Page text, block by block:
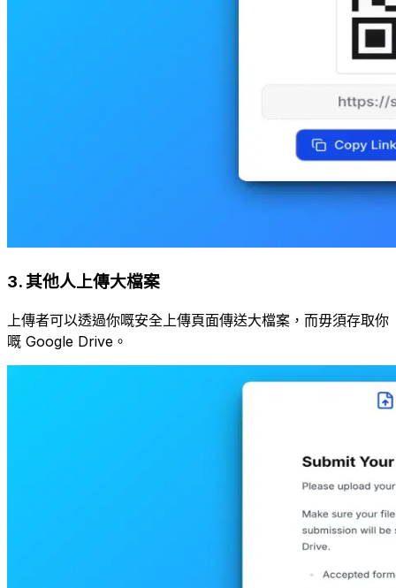
3. 其他人上傳大檔案
上傳者可以透過你嘅安全上傳頁面傳送大檔案，而毋須存取你
嘅 Google Drive。